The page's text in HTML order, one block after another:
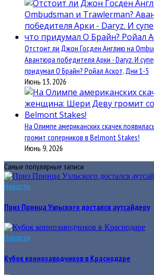
Отстоит ли Джон Госден Англию на
Авантюра победителя Арки - Daryz. И
придумал О Брайн? Ройал Аскот, Дни 1-5
Июнь 13, 2026
На Олимпе американских скачек
громит соперников в Belmont Stakes!
Июнь 9, 2026
Самые популярные записи
Новости
Приз Принца Уэльского достался аутсайдеру
Новости
Кубок коннозаводчиков в Краснодаре